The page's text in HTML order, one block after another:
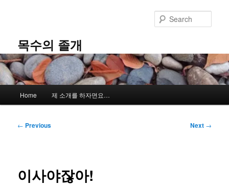
content목수의 졸개
Home 제 소개를 하자면요…
Post
← Previous Next →
이사야잖아!